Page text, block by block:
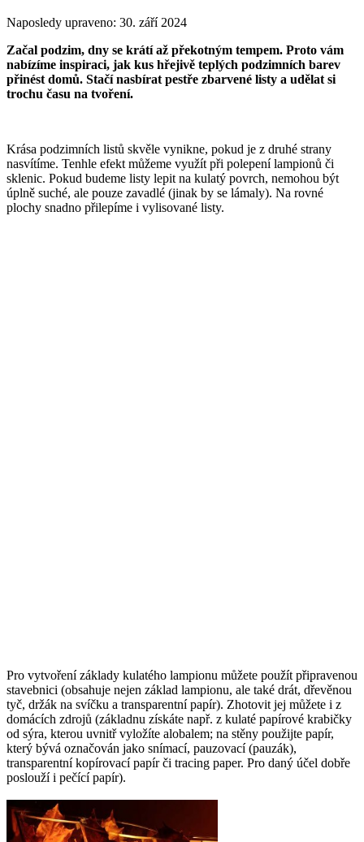
Naposledy upraveno: 30. září 2024
Začal podzim, dny se krátí až překotným tempem. Proto vám
nabízíme inspiraci, jak kus hřejivě teplých podzimních barev
přinést domů. Stačí nasbírat pestře zbarvené listy a udělat si
trochu času na tvoření.
Krása podzimních listů skvěle vynikne, pokud je z druhé strany
nasvítíme. Tenhle efekt můžeme využít při polepení lampionů či
sklenic. Pokud budeme listy lepit na kulatý povrch, nemohou být
úplně suché, ale pouze zavadlé (jinak by se lámaly). Na rovné
plochy snadno přilepíme i vylisované listy.
Pro vytvoření základy kulatého lampionu můžete použít připravenou
stavebnici (obsahuje nejen základ lampionu, ale také drát, dřevěnou
tyč, držák na svíčku a transparentní papír). Zhotovit jej můžete i z
domácích zdrojů (základnu získáte např. z kulaté papírové krabičky
od sýra, kterou uvnitř vyložíte alobalem; na stěny použijte papír,
který bývá označován jako snímací, pauzovací (pauzák),
transparentní kopírovací papír či tracing paper. Pro daný účel dobře
poslouží i pečící papír).